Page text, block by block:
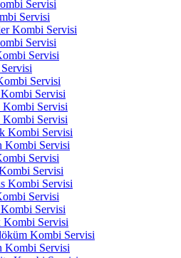
Servisi
Servisi
Kombi Servisi
Servisi
Servisi
Servisi
Servisi
Servisi
Kombi Servisi
Kombi Servisi
Kombi Servisi
Servisi
Servisi
Kombi Servisi
Servisi
Servisi
Kombi Servisi
Kombi Servisi
Kombi Servisi